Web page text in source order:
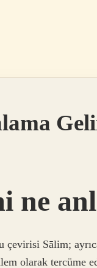
ne
olarak